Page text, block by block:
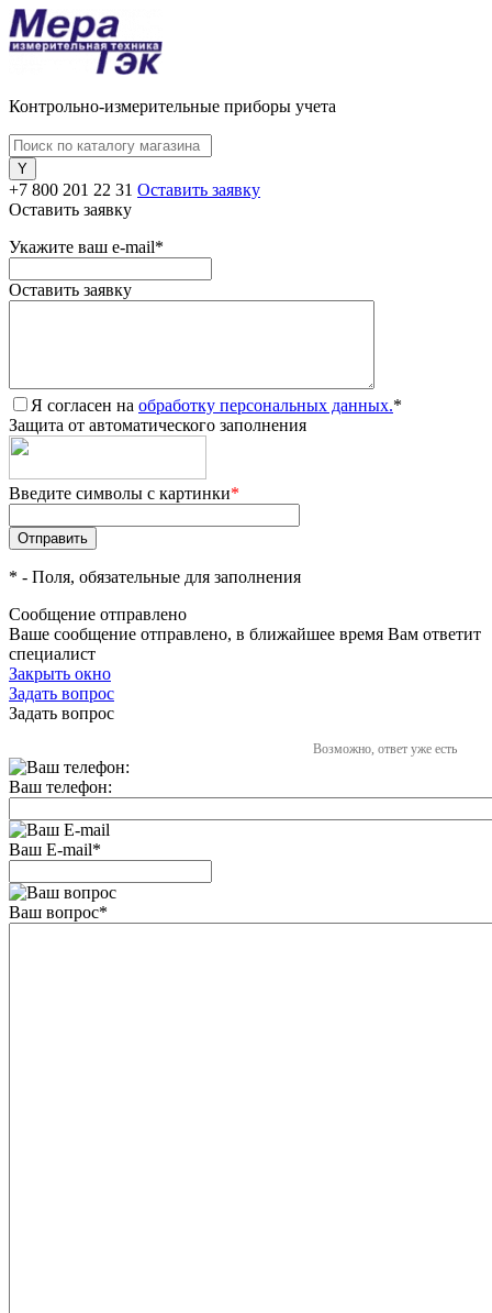
Контрольно-измерительные приборы учета
+7 800 201 22 31 Оставить заявку
Оставить заявку
Укажите ваш e-mail*
Оставить заявку
Я согласен на обработку персональных данных.*
Защита от автоматического заполнения
Введите символы с картинки*
* - Поля, обязательные для заполнения
Сообщение отправлено
Ваше сообщение отправлено, в ближайшее время Вам ответит
специалист
Закрыть окно
Задать вопрос
Задать вопрос
Возможно, ответ уже есть
Ваш телефон:
Ваш E-mail*
Ваш вопрос*